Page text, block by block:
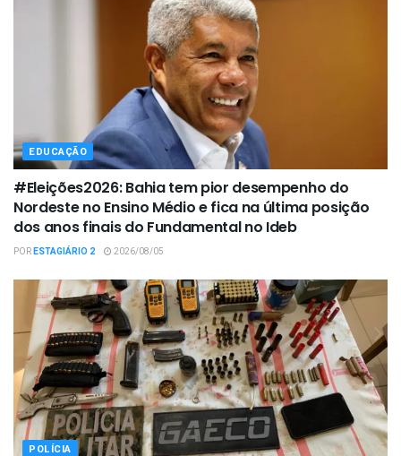
EDUCAÇÃO
#Eleições2026: Bahia tem pior desempenho do
Nordeste no Ensino Médio e fica na última posição
dos anos finais do Fundamental no Ideb
PORESTAGIÁRIO 2 2026/08/05
POLÍCIA